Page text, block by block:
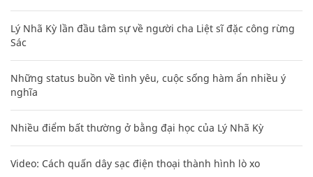
Lý Nhã Kỳ lần đầu tâm sự về người cha Liệt sĩ đặc công rừng
Sác
Những status buồn về tình yêu, cuộc sống hàm ẩn nhiều ý
nghĩa
Nhiều điểm bất thường ở bằng đại học của Lý Nhã Kỳ
Video: Cách quấn dây sạc điện thoại thành hình lò xo